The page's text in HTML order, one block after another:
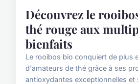
Découvrez le
thé rouge aux
bienfaits
Le rooibos bio conquiert de plus
d'amateurs de thé grâce à ses
antioxydantes exceptionnelles et